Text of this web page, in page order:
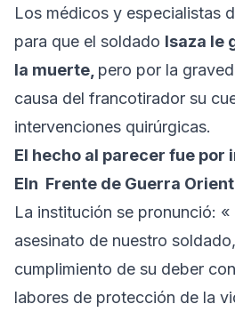
Los médicos y especialistas
para que el soldado Isaza le
la muerte, pero por la
causa del francotirador su
intervenciones quirúrgicas.
El hecho al parecer fue por
Eln Frente de Guerra
La institución se pronunció:
asesinato de nuestro
cumplimiento de su deber
labores de protección de la